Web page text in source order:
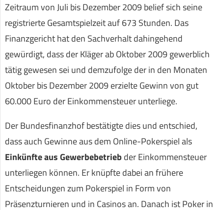
Zeitraum von Juli bis Dezember 2009 belief sich seine
registrierte Gesamtspielzeit auf 673 Stunden. Das
Finanzgericht hat den Sachverhalt dahingehend
gewürdigt, dass der Kläger ab Oktober 2009 gewerblich
tätig gewesen sei und demzufolge der in den Monaten
Oktober bis Dezember 2009 erzielte Gewinn von gut
60.000 Euro der Einkommensteuer unterliege.
Der Bundesfinanzhof bestätigte dies und entschied,
dass auch Gewinne aus dem Online-Pokerspiel als
Einkünfte aus Gewerbebetrieb der Einkommensteuer
unterliegen können. Er knüpfte dabei an frühere
Entscheidungen zum Pokerspiel in Form von
Präsenzturnieren und in Casinos an. Danach ist Poker in